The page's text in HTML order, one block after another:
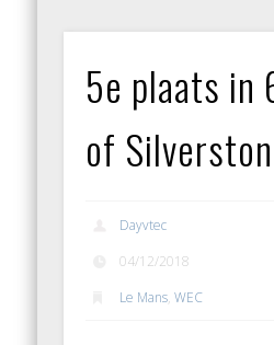
5e plaats in
of
Dayvtec
04/12/2018
Le Mans,WEC